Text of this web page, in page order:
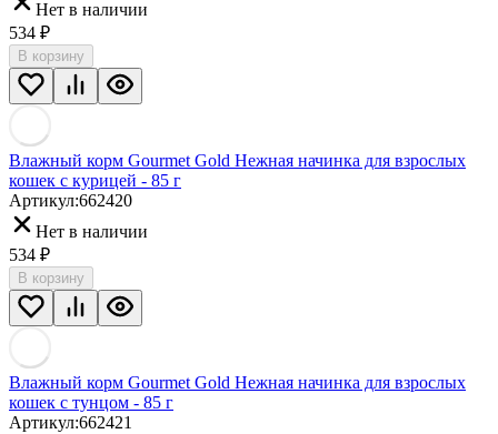
Нет в наличии
534 ₽
В корзину
Влажный корм Gourmet Gold Нежная начинка для взрослых
кошек с курицей - 85 г
Артикул:662420
Нет в наличии
534 ₽
В корзину
Влажный корм Gourmet Gold Нежная начинка для взрослых
кошек с тунцом - 85 г
Артикул:662421